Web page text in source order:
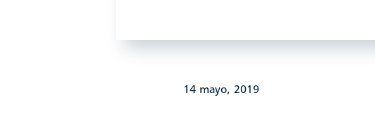
14 mayo, 2019